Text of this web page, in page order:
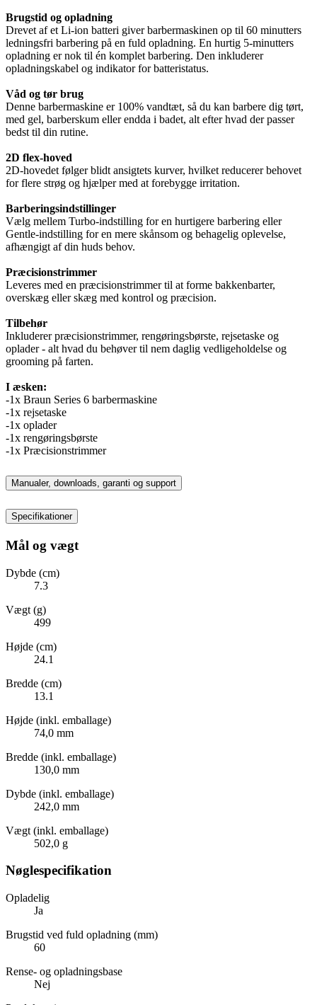
Brugstid og opladning
Drevet af et Li-ion batteri giver barbermaskinen op til 60 minutters
ledningsfri barbering på en fuld opladning. En hurtig 5-minutters
opladning er nok til én komplet barbering. Den inkluderer
opladningskabel og indikator for batteristatus.
Våd og tør brug
Denne barbermaskine er 100% vandtæt, så du kan barbere dig tørt,
med gel, barberskum eller endda i badet, alt efter hvad der passer
bedst til din rutine.
2D flex-hoved
2D-hovedet følger blidt ansigtets kurver, hvilket reducerer behovet
for flere strøg og hjælper med at forebygge irritation.
Barberingsindstillinger
Vælg mellem Turbo-indstilling for en hurtigere barbering eller
Gentle-indstilling for en mere skånsom og behagelig oplevelse,
afhængigt af din huds behov.
Præcisionstrimmer
Leveres med en præcisionstrimmer til at forme bakkenbarter,
overskæg eller skæg med kontrol og præcision.
Tilbehør
Inkluderer præcisionstrimmer, rengøringsbørste, rejsetaske og
oplader - alt hvad du behøver til nem daglig vedligeholdelse og
grooming på farten.
I æsken:
-1x Braun Series 6 barbermaskine
-1x rejsetaske
-1x oplader
-1x rengøringsbørste
-1x Præcisionstrimmer
Manualer, downloads, garanti og support
Specifikationer
Mål og vægt
Dybde (cm)
7.3
Vægt (g)
499
Højde (cm)
24.1
Bredde (cm)
13.1
Højde (inkl. emballage)
74,0 mm
Bredde (inkl. emballage)
130,0 mm
Dybde (inkl. emballage)
242,0 mm
Vægt (inkl. emballage)
502,0 g
Nøglespecifikation
Opladelig
Ja
Brugstid ved fuld opladning (mm)
60
Rense- og opladningsbase
Nej